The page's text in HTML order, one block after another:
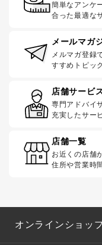
簡単なアンケ
合った最適な
メールマガ
メルマガ登録
すすめトピッ
店舗サービ
専門アドバイ
充実したサー
店舗一覧
お近くの店舗
住所や営業時
オンラインショッ